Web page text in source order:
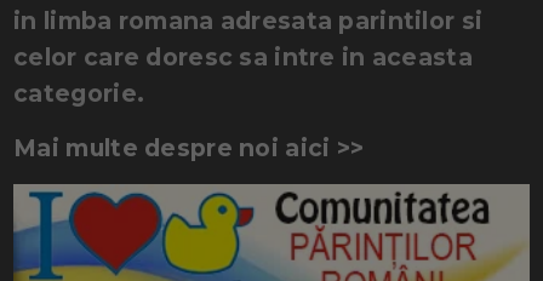
in limba romana adresata parintilor si
celor care doresc sa intre in aceasta
categorie.
Mai multe despre noi aici >>